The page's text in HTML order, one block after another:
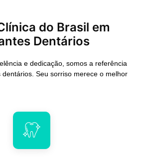
do Brasil em
Dentários
e dedicação, somos a referência
dentários. Seu sorriso merece o melhor